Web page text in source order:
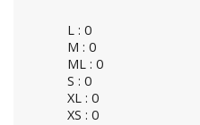
L : 0
M : 0
ML : 0
S : 0
XL : 0
XS : 0